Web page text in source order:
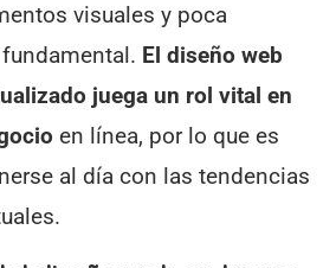
visuales y poca
El diseño web
juega un rol vital en
en línea, por lo que es
al día con las tendencias